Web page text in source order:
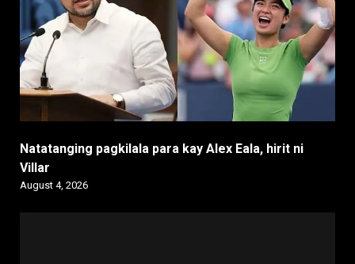
Natatanging pagkilala para kay Alex Eala, hirit ni
Villar
August 4, 2026